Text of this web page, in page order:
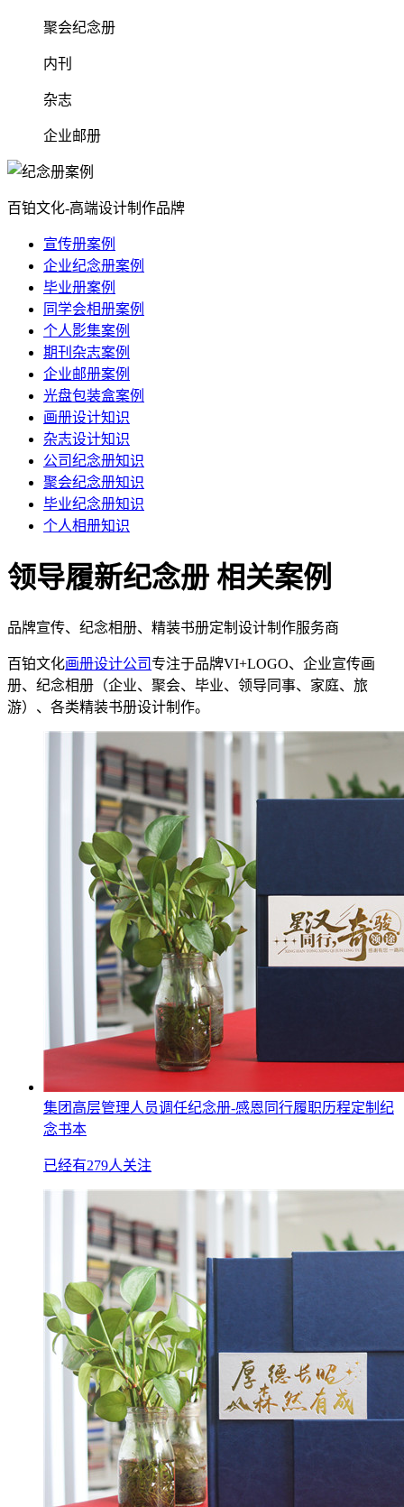
聚会纪念册
内刊
杂志
企业邮册
百铂文化-高端设计制作品牌
宣传册案例
企业纪念册案例
毕业册案例
同学会相册案例
个人影集案例
期刊杂志案例
企业邮册案例
光盘包装盒案例
画册设计知识
杂志设计知识
公司纪念册知识
聚会纪念册知识
毕业纪念册知识
个人相册知识
领导履新纪念册 相关案例
品牌宣传、纪念相册、精装书册定制设计制作服务商
百铂文化画册设计公司专注于品牌VI+LOGO、企业宣传画
册、纪念相册（企业、聚会、毕业、领导同事、家庭、旅
游）、各类精装书册设计制作。
集团高层管理人员调任纪念册-感恩同行履职历程定制纪
念书本
已经有279人关注